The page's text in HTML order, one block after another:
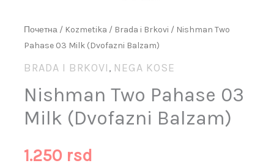
Почетна / Kozmetika / Brada i Brkovi / Nishman Two
Pahase 03 Milk (Dvofazni Balzam)
BRADA I BRKOVI , NEGA KOSE
Nishman Two Pahase 03
Milk (Dvofazni Balzam)
1.250 rsd